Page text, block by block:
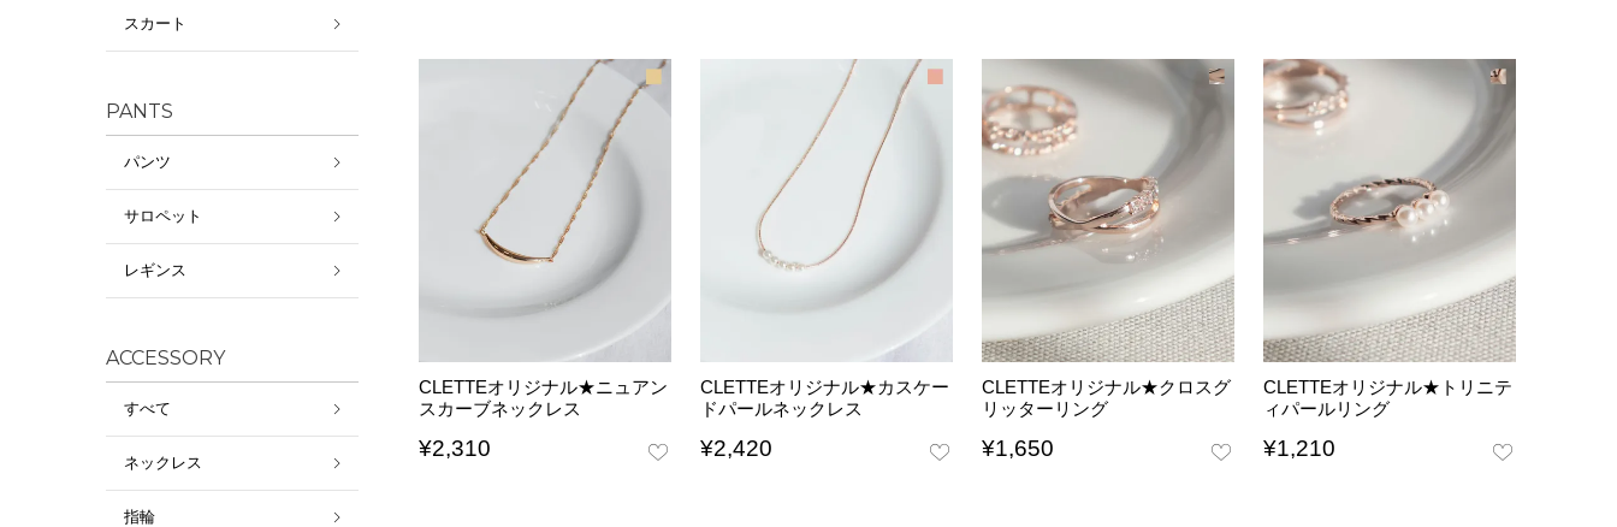
スカート
PANTS
パンツ
サロペット
レギンス
ACCESSORY
すべて
ネックレス
指輪
CLETTEオリジナル★ニュアン
スカーブネックレス
¥2,310
CLETTEオリジナル★カスケー
ドパールネックレス
¥2,420
CLETTEオリジナル★クロスグ
リッターリング
¥1,650
CLETTEオリジナル★トリニテ
ィパールリング
¥1,210